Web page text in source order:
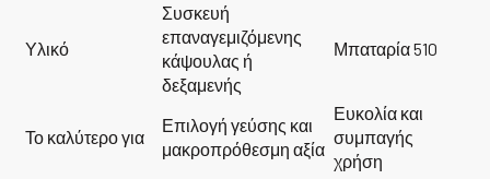
Υλικό
Συσκευή
επαναγεμιζόμενης
κάψουλας ή
δεξαμενής
Μπαταρία 510
Το καλύτερο για
Επιλογή γεύσης και
μακροπρόθεσμη αξία
Ευκολία και
συμπαγής
χρήση